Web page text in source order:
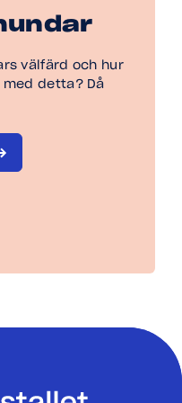
välfärd och hur
detta? Då